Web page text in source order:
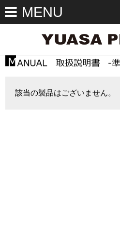
MENU
該当の製品はございません。